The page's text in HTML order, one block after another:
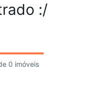
:/
0 imóveis